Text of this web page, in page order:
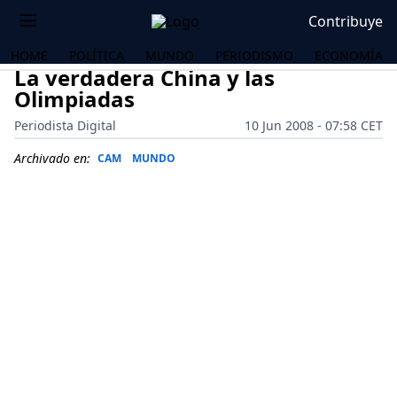
Contribuye
HOME POLÍTICA MUNDO PERIODISMO ECONOMÍA
La verdadera China y las
Olimpiadas
Periodista Digital
10 Jun 2008 - 07:58 CET
Archivado en: CAM MUNDO